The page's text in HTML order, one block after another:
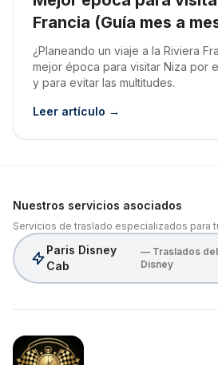
Francia (Guía mes a
¿Planeando un viaje a la Riviera
mejor época para visitar Niza por
y para evitar las multitudes.
Leer artículo →
Nuestros servicios asociados
Servicios de traslado especializados para
Paris Disney
Cab
— Traslados
Disney